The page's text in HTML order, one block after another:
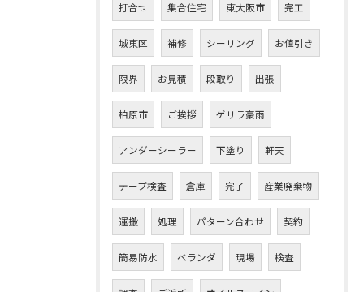
打合せ 集合住宅 東大阪市 完工
城東区 補修 シーリング お値引き
限界 お見積 段取り 出張
柏原市 ご挨拶 ゲリラ豪雨
アンダーシーラー 下塗り 軒天
テープ検査 倉庫 完了 産業廃棄物
運搬 処理 パターン合わせ 契約
簡易防水 ベランダ 現場 検査